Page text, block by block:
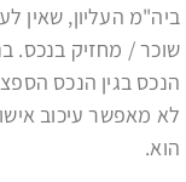
ביה"מ העליון, שאין
שוכר / מחזיק בנכס.
הנכס בגין הנכס
לא מאפשר עיכוב
הוא.